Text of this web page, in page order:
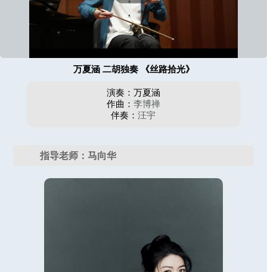
万夏涵 二胡独奏 《丝路拾光》
演奏：万夏涵
作曲： 李博禅
伴奏：汪宇
指导老师：马向华